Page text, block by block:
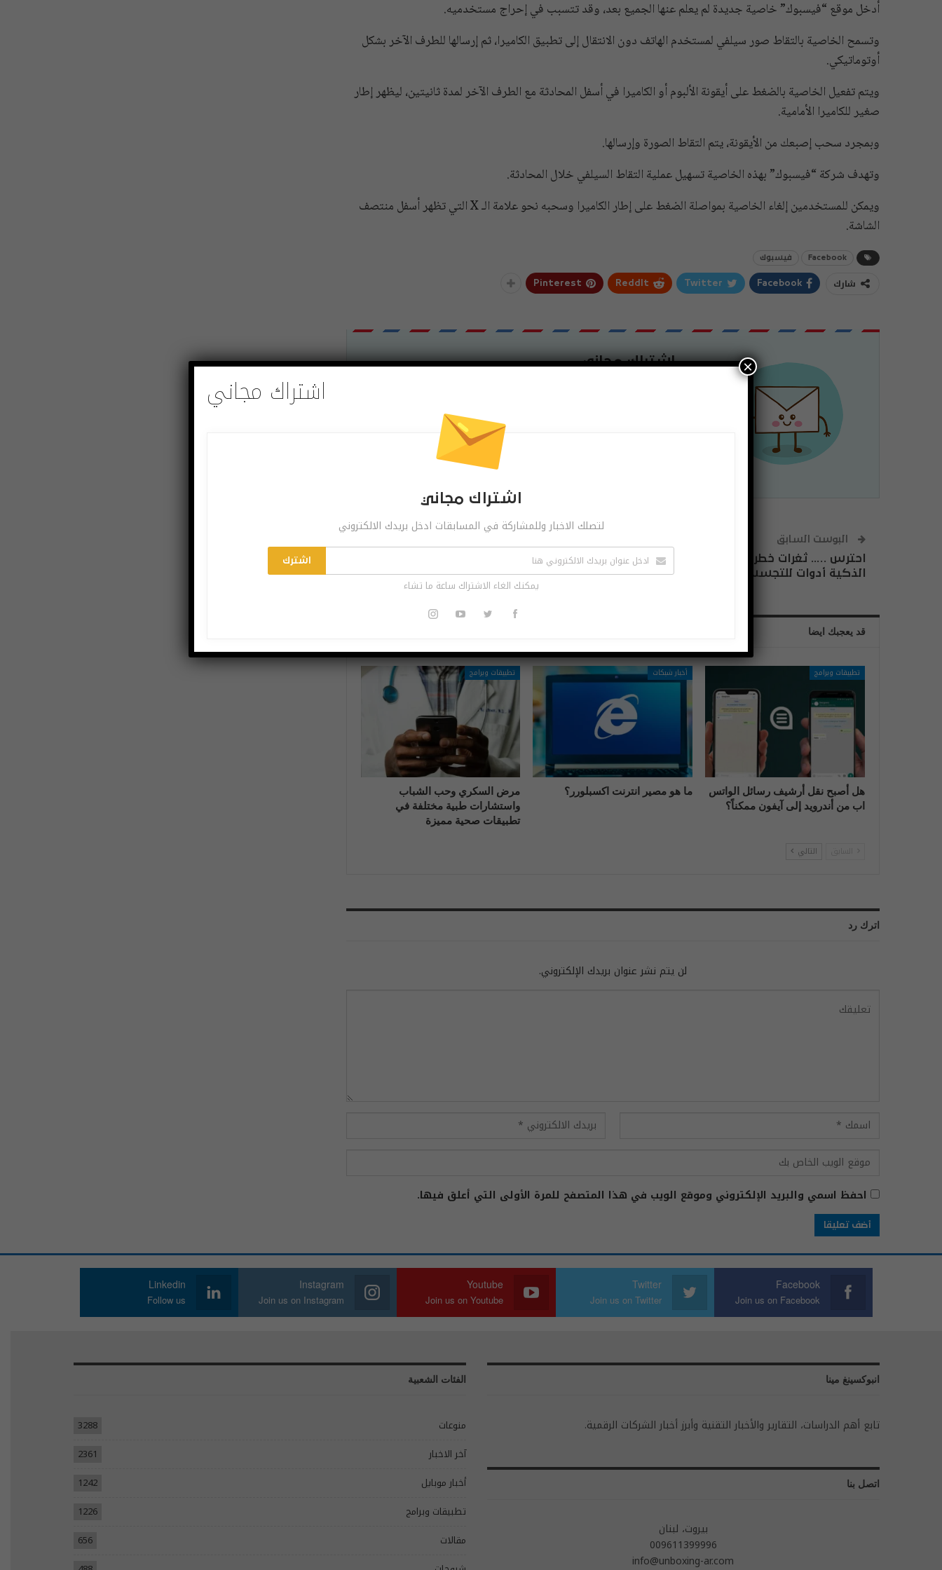
أدخل موقع “فيسبوك” خاصية جديدة لم يعلم عنها الجميع بعد، وقد تتسبب في إحراج مستخدميه.
وتسمح الخاصية بالتقاط صور سيلفي لمستخدم الهاتف دون الانتقال إلى تطبيق الكاميرا، ثم إرسالها للطرف الآخر بشكل
أوتوماتيكي.
ويتم تفعيل الخاصية بالضغط على أيقونة الألبوم أو الكاميرا في أسفل المحادثة مع الطرف الآخر لمدة ثانيتين، ليظهر إطار
صغير للكاميرا الأمامية.
وبمجرد سحب إصبعك من الأيقونة، يتم التقاط الصورة وإرسالها.
وتهدف شركة “فيسبوك” بهذه الخاصية تسهيل عملية التقاط السيلفي خلال المحادثة.
ويمكن للمستخدمين إلغاء الخاصية بمواصلة الضغط على إطار الكاميرا وسحبه نحو علامة الـ X التي تظهر أسفل منتصف
الشاشة.
Facebook فيسبوك
شارك Facebook
Twitter
ReddIt
Pinterest
اشتراك مجاني
البوست السابق
احترس ….. ثغرات خطرة قد تجعل الكاميرات
الذكية أدوات للتجسس
إيران من دخول متجر التطبيقات
قد يعجبك ايضا
تطبيقات وبرامج
هل أصبح نقل أرشيف رسائل الواتس
اب من أندرويد إلى آيفون ممكناً؟
أخبار شبكات
ما هو مصير انترنت اكسبلورر؟
تطبيقات وبرامج
مرض السكري وحب الشباب
واستشارات طبية مختلفة في
تطبيقات صحية مميزة
التالي
اترك رد
لن يتم نشر عنوان بريدك الإلكتروني.
احفظ اسمي والبريد الإلكتروني وموقع الويب في هذا المتصفح للمرة الأولى التي أعلق فيها.
Facebook
Join us on Facebook
Twitter
Join us on Twitter
Youtube
Join us on Youtube
Instagram
Join us on Instagram
Linkedin
Follow us
انبوكسينغ مينا
تابع أهم الدراسات، التقارير والأخبار التقنية وأبرز أخبار الشركات الرقمية.
اتصل بنا
بيروت، لبنان
009611399996
info@unboxing-ar.com
الفئات الشعبية
منوعات
3288
آخر الاخبار
2361
أخبار موبايل
1242
تطبيقات وبرامج
1226
مقالات
656
اشتراك مجاني
اشتراك مجاني
لتصلك الاخبار وللمشاركة في المسابقات ادخل بريدك الالكتروني
اشترك
يمكنك الغاء الاشتراك ساعة ما تشاء
×